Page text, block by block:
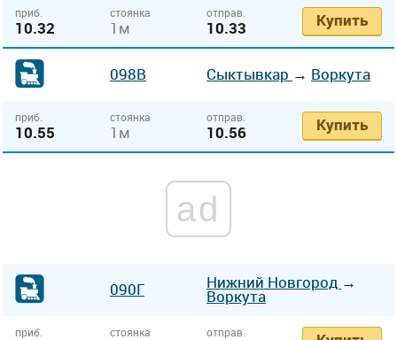
приб.
10.32
стоянка
1м
отправ.
10.33 Купить
098В Сыктывкар → Воркута
приб.
10.55
стоянка
1м
отправ.
10.56 Купить
ad
090Г Нижний Новгород →
Воркута
приб. стоянка отправ.